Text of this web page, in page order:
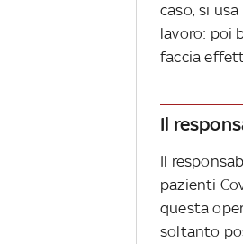
caso, si
lavoro: poi
faccia
Il
Il
pazienti
questa
soltanto